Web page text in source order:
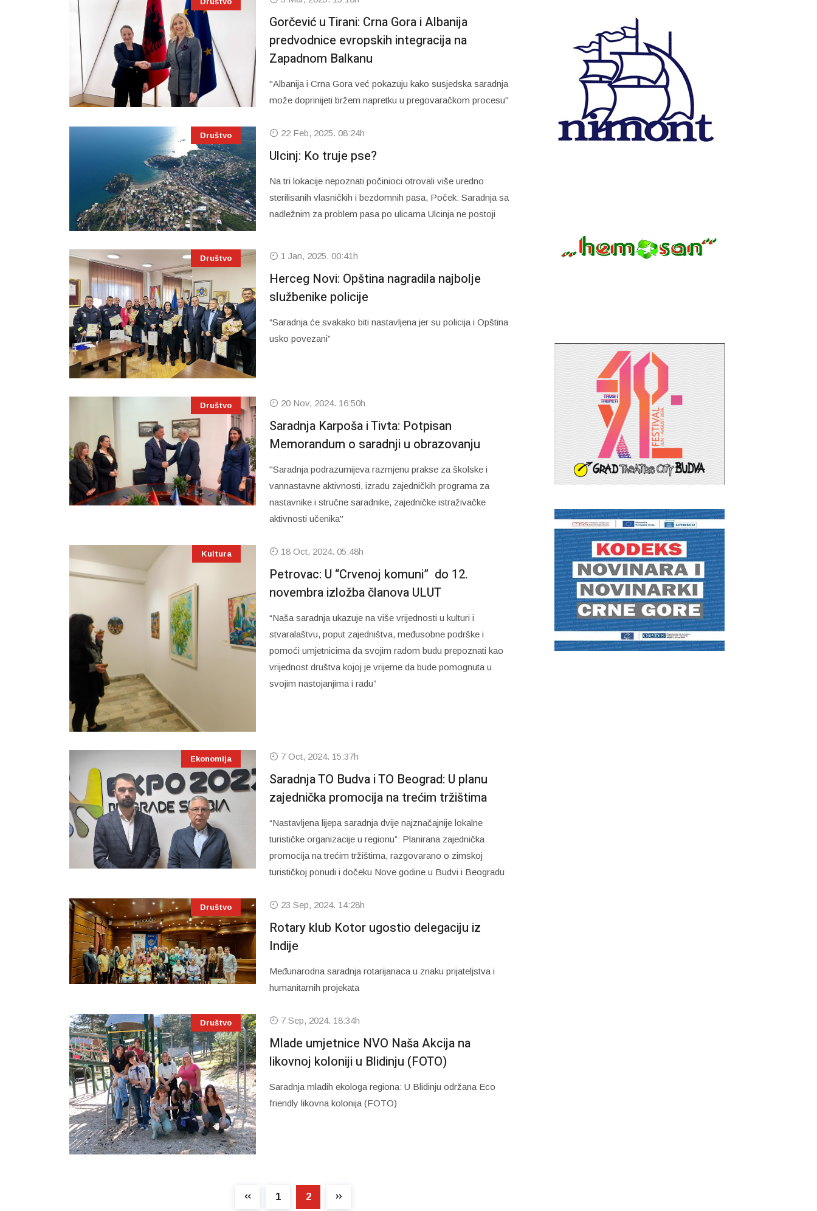
Gorčević u Tirani: Crna Gora i Albanija
predvodnice evropskih integracija na
Zapadnom Balkanu
"Albanija i Crna Gora već pokazuju kako susjedska saradnja
može doprinijeti bržem napretku u pregovaračkom procesu"
Društvo 22 Feb, 2025. 08:24h
Ulcinj: Ko truje pse?
Na tri lokacije nepoznati počinioci otrovali više uredno
sterilisanih vlasničkih i bezdomnih pasa, Poček: Saradnja sa
nadležnim za problem pasa po ulicama Ulcinja ne postoji
Društvo 1 Jan, 2025. 00:41h
Herceg Novi: Opština nagradila najbolje
službenike policije
“Saradnja će svakako biti nastavljena jer su policija i Opština
usko povezani”
Društvo 20 Nov, 2024. 16:50h
Saradnja Karpoša i Tivta: Potpisan
Memorandum o saradnji u obrazovanju
"Saradnja podrazumijeva razmjenu prakse za školske i
vannastavne aktivnosti, izradu zajedničkih programa za
nastavnike i stručne saradnike, zajedničke istraživačke
aktivnosti učenika"
Kultura 18 Oct, 2024. 05:48h
Petrovac: U “Crvenoj komuni” do 12.
novembra izložba članova ULUT
“Naša saradnja ukazuje na više vrijednosti u kulturi i
stvaralaštvu, poput zajedništva, međusobne podrške i
pomoći umjetnicima da svojim radom budu prepoznati kao
vrijednost društva kojoj je vrijeme da bude pomognuta u
svojim nastojanjima i radu”
Ekonomija 7 Oct, 2024. 15:37h
Saradnja TO Budva i TO Beograd: U planu
zajednička promocija na trećim tržištima
“Nastavljena lijepa saradnja dvije najznačajnije lokalne
turističke organizacije u regionu”: Planirana zajednička
promocija na trećim tržištima, razgovarano o zimskoj
turističkoj ponudi i dočeku Nove godine u Budvi i Beogradu
Društvo 23 Sep, 2024. 14:28h
Rotary klub Kotor ugostio delegaciju iz
Indije
Međunarodna saradnja rotarijanaca u znaku prijateljstva i
humanitarnih projekata
Društvo 7 Sep, 2024. 18:34h
Mlade umjetnice NVO Naša Akcija na
likovnoj koloniji u Blidinju (FOTO)
Saradnja mladih ekologa regiona: U Blidinju održana Eco
friendly likovna kolonija (FOTO)
1 2